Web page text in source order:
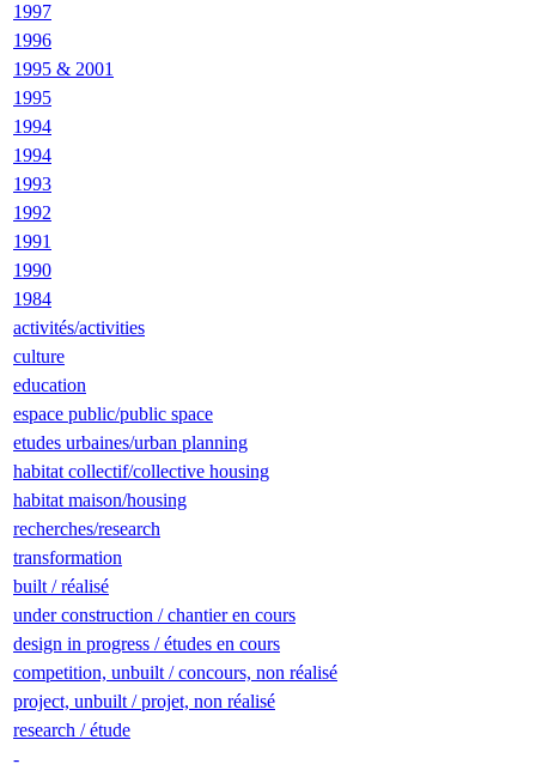
1997
1996
1995 & 2001
1995
1994
1994
1993
1992
1991
1990
1984
activités/activities
culture
education
espace public/public space
etudes urbaines/urban planning
habitat collectif/collective housing
habitat maison/housing
recherches/research
transformation
built / réalisé
under construction / chantier en cours
design in progress / études en cours
competition, unbuilt / concours, non réalisé
project, unbuilt / projet, non réalisé
research / étude
-